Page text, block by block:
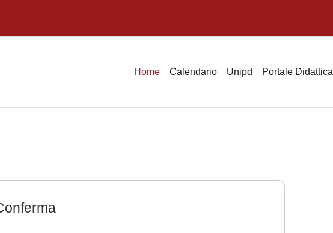
Home Calendario Unipd Portale Didattica